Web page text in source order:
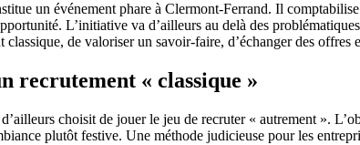
un événement phare à Clermont-Ferrand. Il
L’initiative va d’ailleurs au delà des
classique, de valoriser un savoir-faire, d’échanger des
recrutement « classique »
choisit de jouer le jeu de recruter « autrement ».
plutôt festive. Une méthode judicieuse pour les